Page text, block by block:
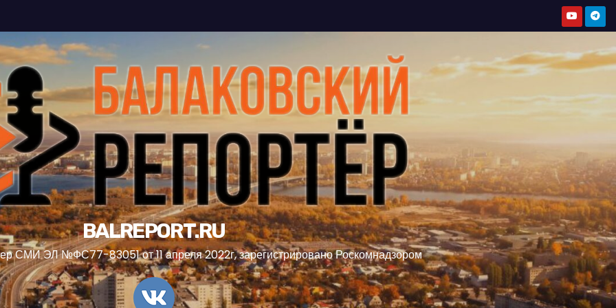
BALREPORT.RU
СМИ ЭЛ №ФС77-83051 от 11 апреля 2022г, зарегистрировано Роскомнадзором